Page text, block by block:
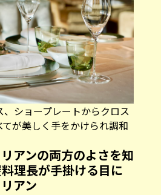
、ショープレートからクロス
が美しく手をかけられ調和
アンの両方のよさを知
理長が手掛ける目に
アン